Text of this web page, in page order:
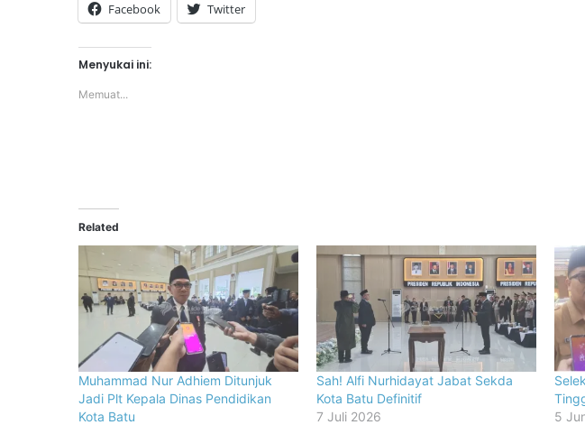
Facebook Twitter
Menyukai ini:
Memuat...
Related
Muhammad Nur Adhiem Ditunjuk
Jadi Plt Kepala Dinas Pendidikan
Kota Batu
Sah! Alfi Nurhidayat Jabat Sekda
Kota Batu Definitif
7 Juli 2026
5